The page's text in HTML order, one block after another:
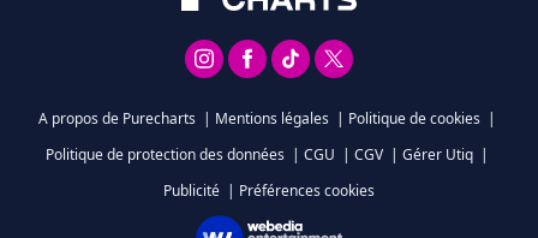
A propos de Purecharts | Mentions légales | Politique de cookies |
Politique de protection des données | CGU | CGV | Gérer Utiq |
Publicité | Préférences cookies